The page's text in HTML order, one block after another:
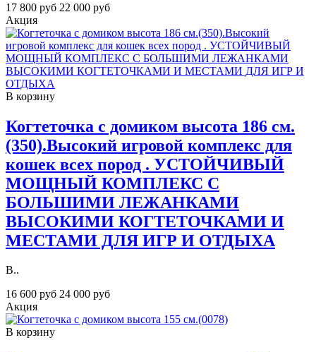
17 800 руб 22 000 руб
Акция
В корзину
Когтеточка с домиком высота 186 см.
(350).Высокий игровой комплекс для
кошек всех пород . УСТОЙЧИВЫЙ
МОЩНЫЙ КОМПЛЕКС С
БОЛЬШИМИ ЛЕЖАНКАМИ
ВЫСОКИМИ КОГТЕТОЧКАМИ И
МЕСТАМИ ДЛЯ ИГР И ОТДЫХА
В..
16 600 руб 24 000 руб
Акция
В корзину